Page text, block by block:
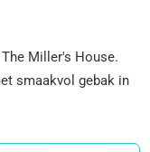
Miller's House.
smaakvol gebak in